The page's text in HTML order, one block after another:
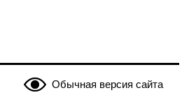
Обычная версия сайта